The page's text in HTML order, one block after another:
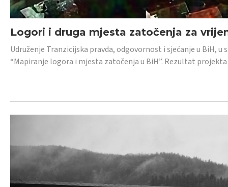
Logori i druga mjesta zatočenja za
Udruženje Tranzicijska pravda, odgovornost i sjećanje u BiH,
“Mapiranje logora i mjesta zatočenja u BiH”. Rezultat